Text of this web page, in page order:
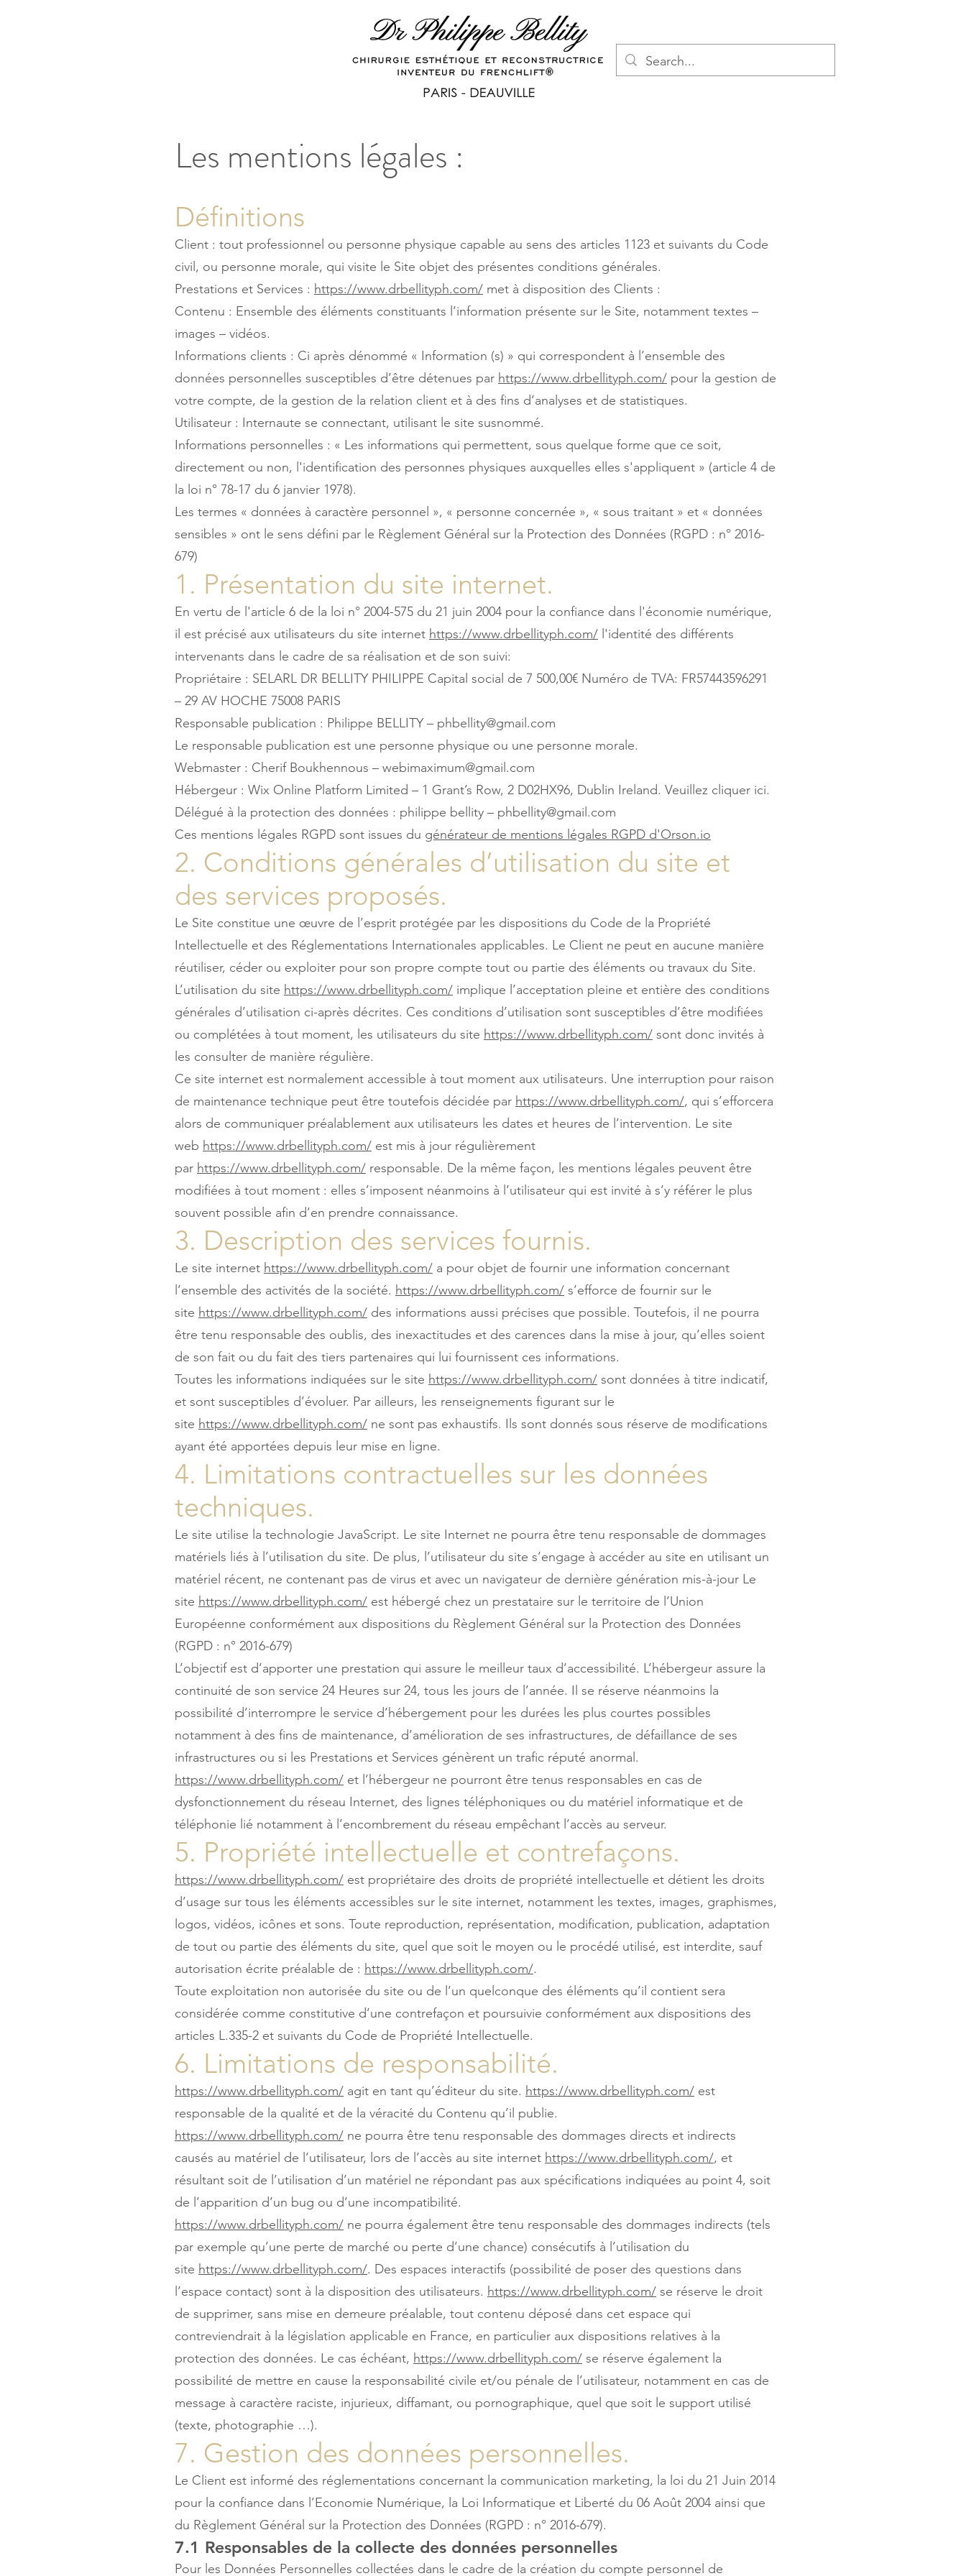
Les mentions légales :
Définitions
Client : tout professionnel ou personne physique capable au sens des articles 1123 et suivants du Code
civil, ou personne morale, qui visite le Site objet des présentes conditions générales.
Prestations et Services : https://www.drbellityph.com/ met à disposition des Clients :
Contenu : Ensemble des éléments constituants l’information présente sur le Site, notamment textes –
images – vidéos.
Informations clients : Ci après dénommé « Information (s) » qui correspondent à l’ensemble des
données personnelles susceptibles d’être détenues par https://www.drbellityph.com/ pour la gestion de
votre compte, de la gestion de la relation client et à des fins d’analyses et de statistiques.
Utilisateur : Internaute se connectant, utilisant le site susnommé.
Informations personnelles : « Les informations qui permettent, sous quelque forme que ce soit,
directement ou non, l'identification des personnes physiques auxquelles elles s'appliquent » (article 4 de
la loi n° 78-17 du 6 janvier 1978).
Les termes « données à caractère personnel », « personne concernée », « sous traitant » et « données
sensibles » ont le sens défini par le Règlement Général sur la Protection des Données (RGPD : n° 2016-
679)
1. Présentation du site internet.
En vertu de l'article 6 de la loi n° 2004-575 du 21 juin 2004 pour la confiance dans l'économie numérique,
il est précisé aux utilisateurs du site internet https://www.drbellityph.com/ l'identité des différents
intervenants dans le cadre de sa réalisation et de son suivi:
Propriétaire : SELARL DR BELLITY PHILIPPE Capital social de 7 500,00€ Numéro de TVA: FR57443596291
– 29 AV HOCHE 75008 PARIS
Responsable publication : Philippe BELLITY – phbellity@gmail.com
Le responsable publication est une personne physique ou une personne morale.
Webmaster : Cherif Boukhennous – webimaximum@gmail.com
Hébergeur : Wix Online Platform Limited – 1 Grant’s Row, 2 D02HX96, Dublin Ireland. Veuillez cliquer ici.
Délégué à la protection des données : philippe bellity – phbellity@gmail.com
Ces mentions légales RGPD sont issues du générateur de mentions légales RGPD d'Orson.io
2. Conditions générales d’utilisation du site et
des services proposés.
Le Site constitue une œuvre de l’esprit protégée par les dispositions du Code de la Propriété
Intellectuelle et des Réglementations Internationales applicables. Le Client ne peut en aucune manière
réutiliser, céder ou exploiter pour son propre compte tout ou partie des éléments ou travaux du Site.
L’utilisation du site https://www.drbellityph.com/ implique l’acceptation pleine et entière des conditions
générales d’utilisation ci-après décrites. Ces conditions d’utilisation sont susceptibles d’être modifiées
ou complétées à tout moment, les utilisateurs du site https://www.drbellityph.com/ sont donc invités à
les consulter de manière régulière.
Ce site internet est normalement accessible à tout moment aux utilisateurs. Une interruption pour raison
de maintenance technique peut être toutefois décidée par https://www.drbellityph.com/, qui s’efforcera
alors de communiquer préalablement aux utilisateurs les dates et heures de l’intervention. Le site
web https://www.drbellityph.com/ est mis à jour régulièrement
par https://www.drbellityph.com/ responsable. De la même façon, les mentions légales peuvent être
modifiées à tout moment : elles s’imposent néanmoins à l’utilisateur qui est invité à s’y référer le plus
souvent possible afin d’en prendre connaissance.
3. Description des services fournis.
Le site internet https://www.drbellityph.com/ a pour objet de fournir une information concernant
l’ensemble des activités de la société. https://www.drbellityph.com/ s’efforce de fournir sur le
site https://www.drbellityph.com/ des informations aussi précises que possible. Toutefois, il ne pourra
être tenu responsable des oublis, des inexactitudes et des carences dans la mise à jour, qu’elles soient
de son fait ou du fait des tiers partenaires qui lui fournissent ces informations.
Toutes les informations indiquées sur le site https://www.drbellityph.com/ sont données à titre indicatif,
et sont susceptibles d’évoluer. Par ailleurs, les renseignements figurant sur le
site https://www.drbellityph.com/ ne sont pas exhaustifs. Ils sont donnés sous réserve de modifications
ayant été apportées depuis leur mise en ligne.
4. Limitations contractuelles sur les données
techniques.
Le site utilise la technologie JavaScript. Le site Internet ne pourra être tenu responsable de dommages
matériels liés à l’utilisation du site. De plus, l’utilisateur du site s’engage à accéder au site en utilisant un
matériel récent, ne contenant pas de virus et avec un navigateur de dernière génération mis-à-jour Le
site https://www.drbellityph.com/ est hébergé chez un prestataire sur le territoire de l’Union
Européenne conformément aux dispositions du Règlement Général sur la Protection des Données
(RGPD : n° 2016-679)
L’objectif est d’apporter une prestation qui assure le meilleur taux d’accessibilité. L’hébergeur assure la
continuité de son service 24 Heures sur 24, tous les jours de l’année. Il se réserve néanmoins la
possibilité d’interrompre le service d’hébergement pour les durées les plus courtes possibles
notamment à des fins de maintenance, d’amélioration de ses infrastructures, de défaillance de ses
infrastructures ou si les Prestations et Services génèrent un trafic réputé anormal.
https://www.drbellityph.com/ et l’hébergeur ne pourront être tenus responsables en cas de
dysfonctionnement du réseau Internet, des lignes téléphoniques ou du matériel informatique et de
téléphonie lié notamment à l’encombrement du réseau empêchant l’accès au serveur.
5. Propriété intellectuelle et contrefaçons.
https://www.drbellityph.com/ est propriétaire des droits de propriété intellectuelle et détient les droits
d’usage sur tous les éléments accessibles sur le site internet, notamment les textes, images, graphismes,
logos, vidéos, icônes et sons. Toute reproduction, représentation, modification, publication, adaptation
de tout ou partie des éléments du site, quel que soit le moyen ou le procédé utilisé, est interdite, sauf
autorisation écrite préalable de : https://www.drbellityph.com/.
Toute exploitation non autorisée du site ou de l’un quelconque des éléments qu’il contient sera
considérée comme constitutive d’une contrefaçon et poursuivie conformément aux dispositions des
articles L.335-2 et suivants du Code de Propriété Intellectuelle.
6. Limitations de responsabilité.
https://www.drbellityph.com/ agit en tant qu’éditeur du site. https://www.drbellityph.com/ est
responsable de la qualité et de la véracité du Contenu qu’il publie.
https://www.drbellityph.com/ ne pourra être tenu responsable des dommages directs et indirects
causés au matériel de l’utilisateur, lors de l’accès au site internet https://www.drbellityph.com/, et
résultant soit de l’utilisation d’un matériel ne répondant pas aux spécifications indiquées au point 4, soit
de l’apparition d’un bug ou d’une incompatibilité.
https://www.drbellityph.com/ ne pourra également être tenu responsable des dommages indirects (tels
par exemple qu’une perte de marché ou perte d’une chance) consécutifs à l’utilisation du
site https://www.drbellityph.com/. Des espaces interactifs (possibilité de poser des questions dans
l’espace contact) sont à la disposition des utilisateurs. https://www.drbellityph.com/ se réserve le droit
de supprimer, sans mise en demeure préalable, tout contenu déposé dans cet espace qui
contreviendrait à la législation applicable en France, en particulier aux dispositions relatives à la
protection des données. Le cas échéant, https://www.drbellityph.com/ se réserve également la
possibilité de mettre en cause la responsabilité civile et/ou pénale de l’utilisateur, notamment en cas de
message à caractère raciste, injurieux, diffamant, ou pornographique, quel que soit le support utilisé
(texte, photographie …).
7. Gestion des données personnelles.
Le Client est informé des réglementations concernant la communication marketing, la loi du 21 Juin 2014
pour la confiance dans l’Economie Numérique, la Loi Informatique et Liberté du 06 Août 2004 ainsi que
du Règlement Général sur la Protection des Données (RGPD : n° 2016-679).
7.1 Responsables de la collecte des données personnelles
Pour les Données Personnelles collectées dans le cadre de la création du compte personnel de